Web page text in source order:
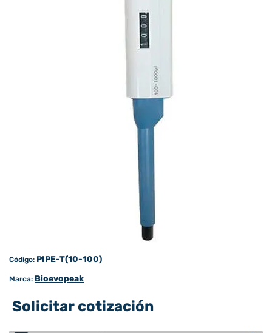
Código: PIPE-T(10-100)
Marca: Bioevopeak
Solicitar cotización